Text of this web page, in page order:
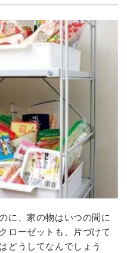
に、家の物はいつの間に
ローゼットも、片づけて
どうしてなんでしょう